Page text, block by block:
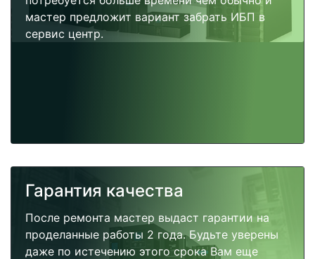
мастер предложит вариант забрать ИБП в
сервис центр.
Гарантия качества
После ремонта мастер выдаст гарантии на
проделанные работы 2 года. Будьте уверены
даже по истечению этого срока Вам еще